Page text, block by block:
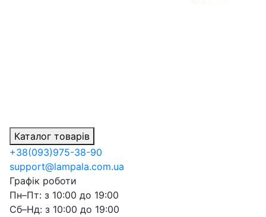
Каталог товарів
+38(093)975-38-90
support@lampala.com.ua
Графік роботи
Пн–Пт: з 10:00 до 19:00
Сб–Нд: з 10:00 до 19:00